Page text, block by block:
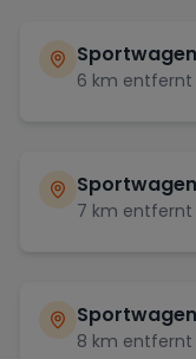
6 km entfernt
7 km entfernt
8 km entfernt